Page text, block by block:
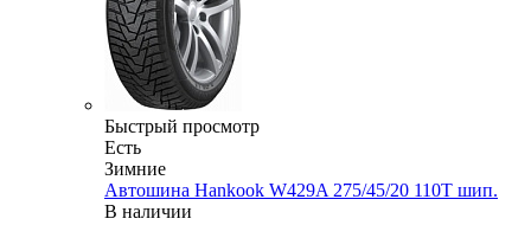
Быстрый просмотр
Есть
Зимние
Автошина Hankook W429A 275/45/20 110T шип.
В наличии